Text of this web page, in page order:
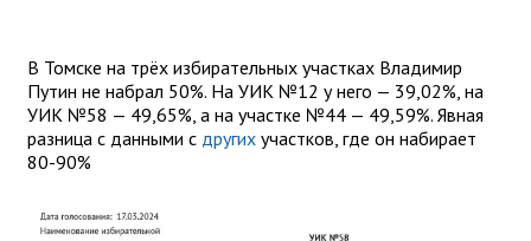
В Томске на трёх избирательных участках Владимир
Путин не набрал 50%. На УИК №12 у него — 39,02%, на
УИК №58 — 49,65%, а на участке №44 — 49,59%. Явная
разница с данными с других участков, где он набирает
80-90%